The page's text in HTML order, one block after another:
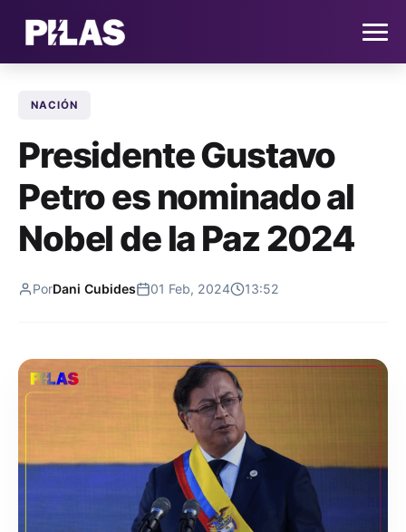
NOTICIAS
QUIÉNES SOMOS
CONTACTO
NACIÓN
Presidente Gustavo
Petro es nominado al
Nobel de la Paz 2024
PorDani Cubides 01 Feb, 2024 13:52